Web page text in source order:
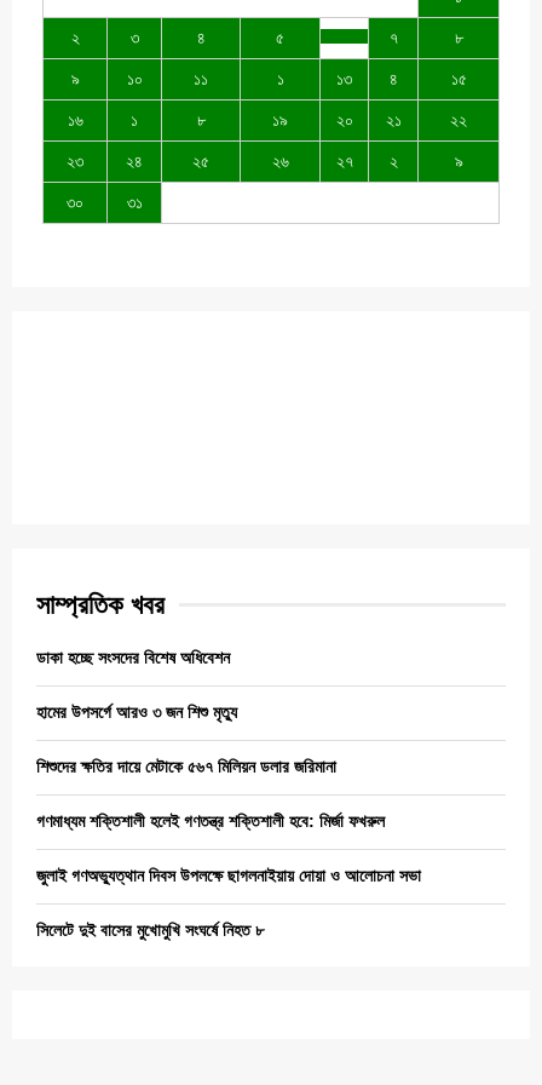
২ ৩ ৪ ৫ ৭ ৮
৯ ১০ ১১ ১ ১৩ ৪ ১৫
১৬ ১ ৮ ১৯ ২০ ২১ ২২
২৩ ২৪ ২৫ ২৬ ২৭ ২ ৯
৩০ ৩১
সাম্প্রতিক খবর
ডাকা হচ্ছে সংসদের বিশেষ অধিবেশন
হামের উপসর্গে আরও ৩ জন শিশু মৃত্যু
শিশুদের ক্ষতির দায়ে মেটাকে ৫৬৭ মিলিয়ন ডলার জরিমানা
গণমাধ্যম শক্তিশালী হলেই গণতন্ত্র শক্তিশালী হবে: মির্জা ফখরুল
জুলাই গণঅভ্যুত্থান দিবস উপলক্ষে ছাগলনাইয়ায় দোয়া ও আলোচনা সভা
সিলেটে দুই বাসের মুখোমুখি সংঘর্ষে নিহত ৮